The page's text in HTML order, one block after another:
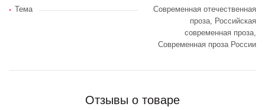
Тема
Современная отечественная
проза, Российская
современная проза,
Современная проза России
Отзывы о товаре